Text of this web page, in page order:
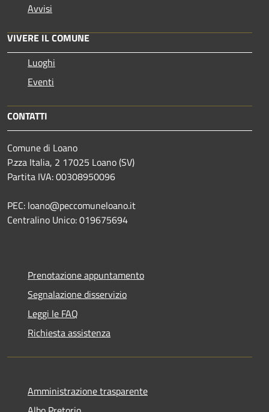
Avvisi
VIVERE IL COMUNE
Luoghi
Eventi
CONTATTI
Comune di Loano
P.zza Italia, 2 17025 Loano (SV)
Partita IVA: 00308950096
PEC: loano@peccomuneloano.it
Centralino Unico: 019675694
Prenotazione appuntamento
Segnalazione disservizio
Leggi le FAQ
Richiesta assistenza
Amministrazione trasparente